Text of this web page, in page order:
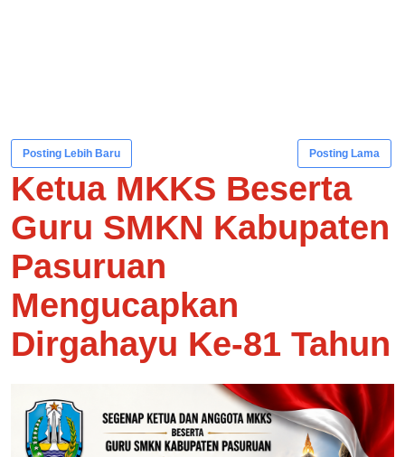
Posting Lebih Baru Posting Lama
Ketua MKKS Beserta
Guru SMKN Kabupaten
Pasuruan
Mengucapkan
Dirgahayu Ke-81 Tahun